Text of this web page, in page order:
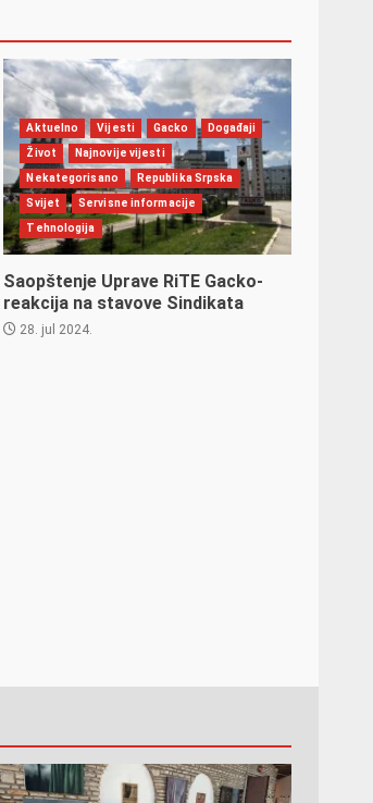
Aktuelno Vijesti Gacko Događaji
Život Najnovije vijesti
Nekategorisano Republika Srpska
Svijet Servisne informacije
Tehnologija
Saopštenje Uprave RiTE Gacko-
reakcija na stavove Sindikata
28. jul 2024.